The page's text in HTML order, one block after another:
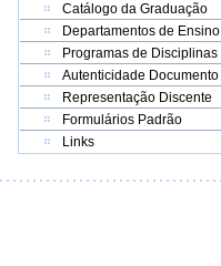
Catálogo da Graduação
Departamentos de Ensino
Programas de Disciplinas
Autenticidade Documento
Representação Discente
Formulários Padrão
Links